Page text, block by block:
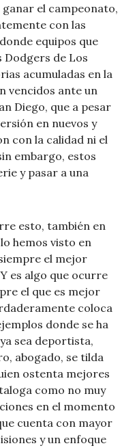
el campeonato,
con las
equipos que
Dodgers de Los
acumuladas en la
vencidos ante un
Diego, que a pesar
en nuevos y
con la calidad ni el
embargo, estos
y pasar a una
esto, también en
hemos visto en
el mejor
es algo que ocurre
el que es mejor
coloca
donde se ha
sea deportista,
abogado, se tilda
ostenta mejores
como no muy
en el momento
cuenta con mayor
y un enfoque